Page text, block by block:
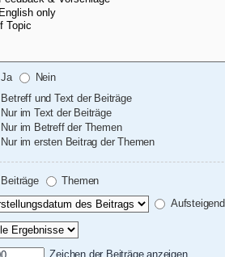
Ja
Nein
Betreff und Text der Beiträge
Nur im Text der Beiträge
Nur im Betreff der Themen
Nur im ersten Beitrag der Themen
Beiträge
Themen
Aufsteigend
Zeichen der Beiträge anzeigen